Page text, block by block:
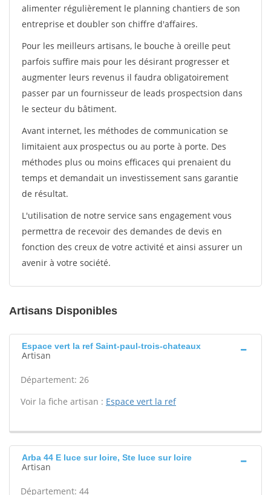
alimenter régulièrement le planning chantiers de son
entreprise et doubler son chiffre d'affaires.
Pour les meilleurs artisans, le bouche à oreille peut
parfois suffire mais pour les désirant progresser et
augmenter leurs revenus il faudra obligatoirement
passer par un fournisseur de leads prospectsion dans
le secteur du bâtiment.
Avant internet, les méthodes de communication se
limitaient aux prospectus ou au porte à porte. Des
méthodes plus ou moins efficaces qui prenaient du
temps et demandait un investissement sans garantie
de résultat.
L'utilisation de notre service sans engagement vous
permettra de recevoir des demandes de devis en
fonction des creux de votre activité et ainsi assurer un
avenir à votre société.
Artisans Disponibles
Espace vert la ref Saint-paul-trois-chateaux
Artisan
Département: 26
Voir la fiche artisan : Espace vert la ref
Arba 44 E luce sur loire, Ste luce sur loire
Artisan
Département: 44